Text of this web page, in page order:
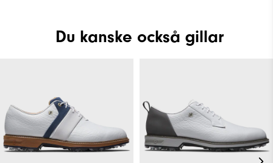
Du kanske också gillar